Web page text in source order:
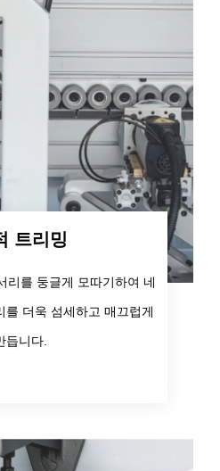
트리밍
리를 둥글게 모따기하여 네
를 더욱 섬세하고 매끄럽게
듭니다.